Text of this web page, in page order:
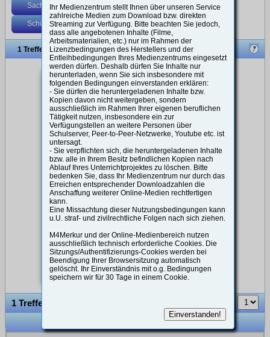
Ihr Medienzentrum stellt Ihnen über unseren Service
zahlreiche Medien zum Download bzw. direkten
Streaming zur Verfügung. Bitte beachten Sie jedoch,
dass alle angebotenen Inhalte (Filme,
Arbeitsmaterialien, etc.) nur im Rahmen der
Lizenzbedingungen des Herstellers und der
Entleihbedingungen Ihres Medienzentrums eingesetzt
werden dürfen. Deshalb dürfen Sie Inhalte nur
herunterladen, wenn Sie sich insbesondere mit
folgenden Bedingungen einverstanden erklären:
- Sie dürfen die heruntergeladenen Inhalte bzw.
Kopien davon nicht weitergeben, sondern
ausschließlich im Rahmen Ihrer eigenen beruflichen
Tätigkeit nutzen, insbesondere ein zur
Verfügungstellen an weitere Personen über
Schulserver, Peer-to-Peer-Netzwerke, Youtube etc. ist
untersagt.
- Sie verpflichten sich, die heruntergeladenen Inhalte
bzw. alle in Ihrem Besitz befindlichen Kopien nach
Ablauf Ihres Unterrichtprojektes zu löschen. Bitte
bedenken Sie, dass Ihr Medienzentrum nur durch das
Erreichen entsprechender Downloadzahlen die
Anschaffung weiterer Online-Medien rechtfertigen
kann.
Eine Missachtung dieser Nutzungsbedingungen kann
u.U. straf- und zivilrechtliche Folgen nach sich ziehen.
M4Merkur und der Online-Medienbereich nutzen
ausschließlich technisch erforderliche Cookies. Die
Sitzungs/Authentifizierungs-Cookies werden bei
Beendigung Ihrer Browsersitzung automatisch
gelöscht. Ihr Einverständnis mit o.g. Bedingungen
speichern wir für 30 Tage in einem Cookie.
Sachgebiete Themenbereiche Suchoptionen
Schülerlink?
Optionen
nur Neuanschaffungen
Adressaten
Sortierung
Systematik
Ein Klick übernimmt das Sachgebiet in das Suchfeld. Doppelklick
erweitert auf Untersachgebiete.
Schüler-Freigabelink erstellen
Voraussetzung ist, dass für das entsprechende Medienzentrum auch
Schüler-Accountangelegt ist.
Rufen Sie in Ihrem Online-Katalog M4Merkur ein Medium auf oder
erstellen Sie eine Medienliste.
Klicken Sie in der Medienliste auf ein Download-Symbolund
loggen Sie sich mit Ihrem Schul-Zugang (z.B. KW50001...) ein.
Sie können sich aber auch über das Mediendatenblatt eines Mediums
indem Sie dort auf denLogin-Linkklicken.
Nach dem Einloggen ist im Mediendatenblatt der entsprechende
Freigabe-
Schülerlink
zu dem Medium ersichtlich. Die Freigabelinks sind nun in allen Medien-
Datenblättern vorhanden.
Themenbereiche
Neuanschaffungen
Bild: Raab Software, KI gen.
Ernährung
Bild: FWU
Fremdsprachen
Bild: FWU
Immigration
Bild: FWU
Informationstechnik Kind/Jugendbildung
1 Treffer
05950139 |V
Insta360 GO 3
Aktion-Kamera
Die Insta360 GO 3 ist eine ultrakompakte Action-
Kamera, die für maximale Mobilität und Vielseitigkeit
entwickelt wurde. Sie bietet 2,7K-Videoaufnahme,
FlowState-Stabilisierung, ein magnetisches
Befestigungssystem und ein tragbares Ladecase mit
integriertem Display für einfache Steuerung und
3 ist ideal für kreative Unterrichtsprojekte:
Schüler*innen können Filme, Experimente oder
Bewegungsabläufe aufnehmen. Die kompakte
1 Treffer